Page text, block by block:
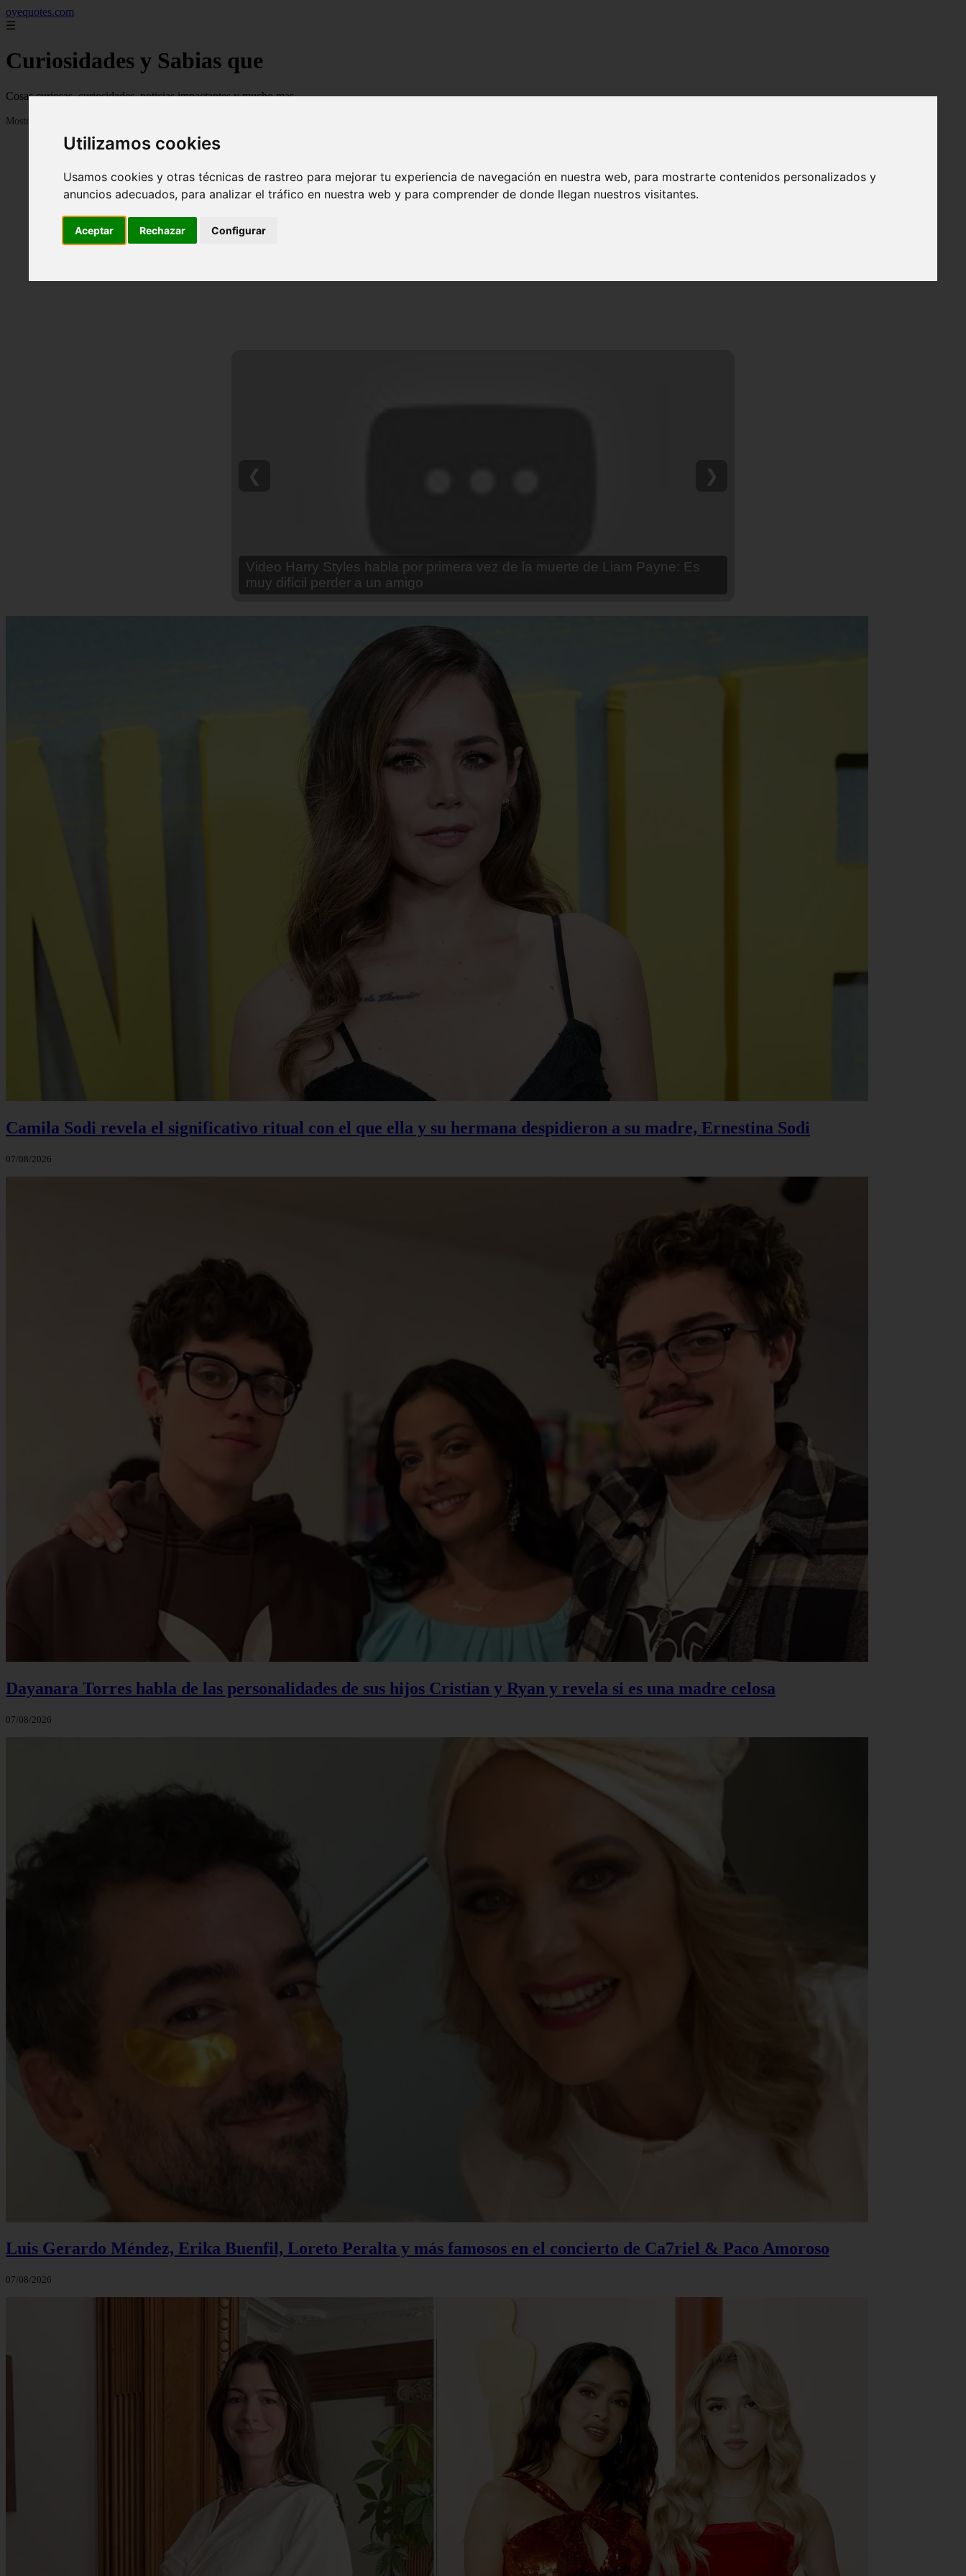
Utilizamos cookies
Usamos cookies y otras técnicas de rastreo para mejorar tu experiencia de navegación en nuestra web, para mostrarte contenidos personalizados y
anuncios adecuados, para analizar el tráfico en nuestra web y para comprender de donde llegan nuestros visitantes.
Aceptar Rechazar Configurar
oyequotes.com
☰
Curiosidades y Sabias que
Cosas curiosas, curiosidades, noticias impactantes y mucho mas
Mostrando 1 - 24 de 2838 artículos
Video Ana Brenda Contreras y la firme promesa que le hizo a su hija Aria
❮ ❯
Camila Sodi revela el significativo ritual con el que ella y su hermana despidieron a su madre, Ernestina Sodi
07/08/2026
Dayanara Torres habla de las personalidades de sus hijos Cristian y Ryan y revela si es una madre celosa
07/08/2026
Luis Gerardo Méndez, Erika Buenfil, Loreto Peralta y más famosos en el concierto de Ca7riel & Paco Amoroso
07/08/2026